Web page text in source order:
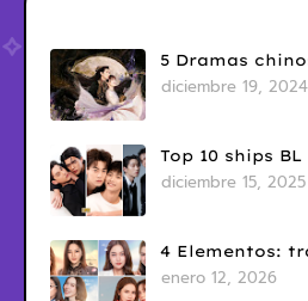
5 Dramas
diciembre 19, 2024
Top 10 ships
diciembre 15, 2025
4 Elementos:
enero 12, 2026